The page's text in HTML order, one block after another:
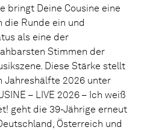
bringt Deine Cousine eine
die Runde ein und
als eine der
Stimmen der
Diese Stärke stellt
Jahreshälfte 2026 unter
– LIVE 2026 – Ich weiß
geht die 39-Jährige erneut
Österreich und